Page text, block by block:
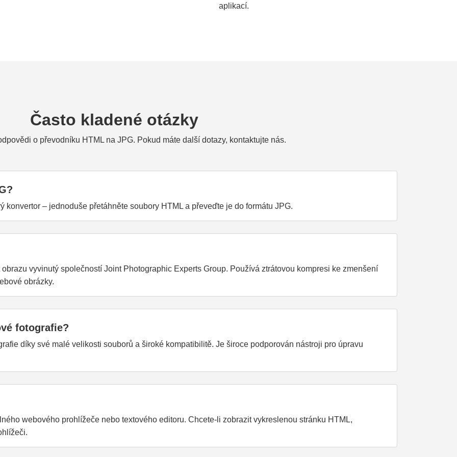
aplikací.
Často kladené otázky
o převodníku HTML na JPG. Pokud máte další dotazy, kontaktujte nás.
– jednoduše přetáhněte soubory HTML a převeďte je do formátu JPG.
vyvinutý společností Joint Photographic Experts Group. Používá ztrátovou kompresi ke zmenšení
obrázky.
fotografie?
díky své malé velikosti souborů a široké kompatibilitě. Je široce podporován nástroji pro úpravu
webového prohlížeče nebo textového editoru. Chcete-li zobrazit vykreslenou stránku HTML,